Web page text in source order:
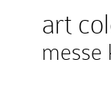
art
messe